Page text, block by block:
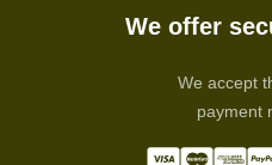
We offer
We accept
payment